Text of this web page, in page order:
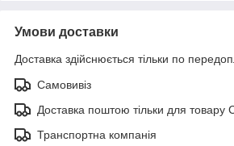
Умови доставки
Доставка здійснюється тільки по
Самовивіз
Доставка поштою тільки для товару
Транспортна компанія